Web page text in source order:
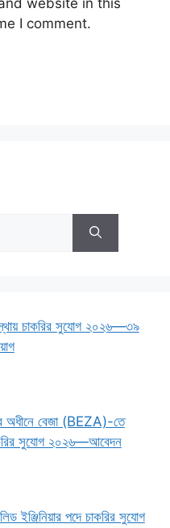
website in this
I comment.
চাকরির সুযোগ ২০২৬—৩৯
অধীনে বেজা (BEZA)-তে
সুযোগ ২০২৬—আবেদন
ইঞ্জিনিয়ার পদে চাকরির সুযোগ